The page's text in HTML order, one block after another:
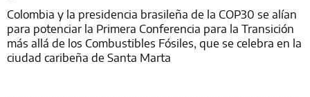
Colombia y la presidencia brasileña de la COP30 se alían
para potenciar la Primera Conferencia para la Transición
más allá de los Combustibles Fósiles, que se celebra en la
ciudad caribeña de Santa Marta